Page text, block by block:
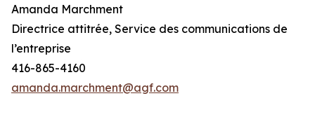
Amanda Marchment
Directrice attitrée, Service des communications de
l’entreprise
416-865-4160
amanda.marchment@agf.com